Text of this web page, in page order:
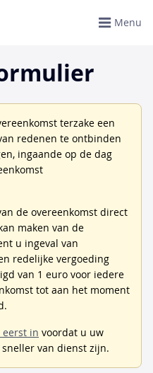
Menu
terzake een
redenen te ontbinden
ingaande op de dag
de overeenkomst direct
maken van de
u ingeval van
redelijke vergoeding
van 1 euro voor iedere
tot aan het moment
eerst in voordat u uw
van dienst zijn.